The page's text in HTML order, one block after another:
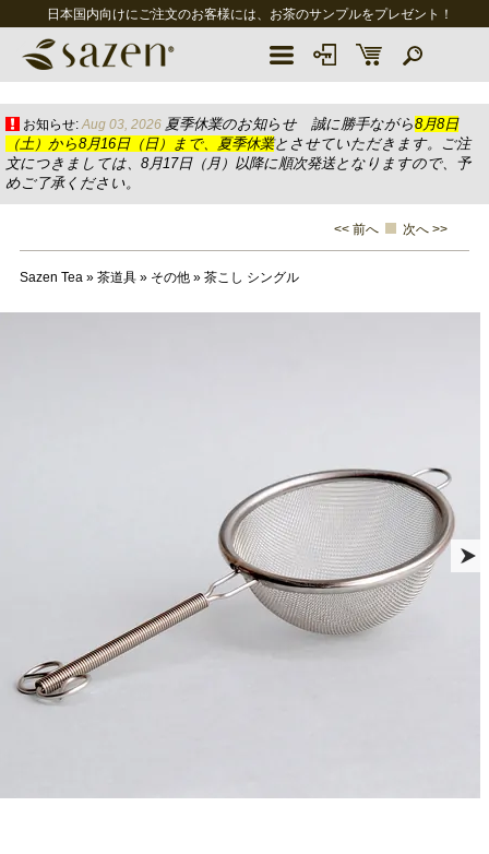
日本国内向けにご注文のお客様には、お茶のサンプルをプレゼント！
お知らせ: Aug 03, 2026 夏季休業のお知らせ 誠に勝手ながら8月8日
（土）から8月16日（日）まで、夏季休業とさせていただきます。ご注
文につきましては、8月17日（月）以降に順次発送となりますので、予
めご了承ください。
<< 前へ 次へ >>
Sazen Tea» 茶道具» その他» 茶こし シングル